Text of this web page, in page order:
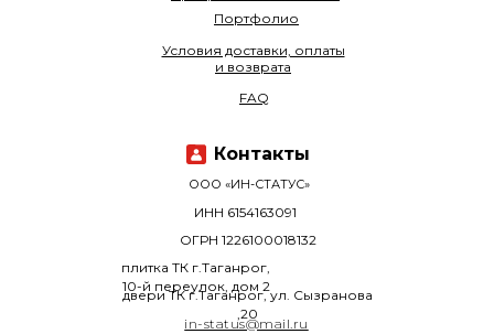
Портфолио
ООО «ИН-СТАТУС»
плитка ТК г.Таганрог,
10-й переулок, дом 2
двери ТК г.Таганрог, ул. Сызранова
,20
ОГРН 1226100018132
ИНН 6154163091
Условия доставки, оплаты
и возврата
FAQ
in-status@mail.ru
Контакты